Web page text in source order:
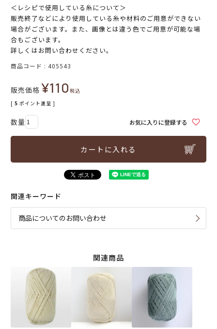
＜レシピで使用している糸について＞
販売終了などにより使用している糸や材料のご用意ができない
場合がございます。また、画像とは違う色でご用意が可能な場
合もございます。
詳しくはお問い合わせください。
商品コード 405543
販売価格 ¥110税込
[ 5 ポイント進呈 ]
お気に入りに登録する
カートに入れる
関連キーワード
商品についてのお問い合わせ
関連商品